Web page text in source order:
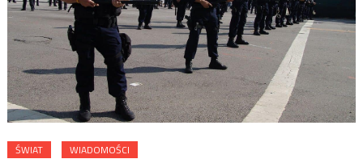
ŚWIAT WIADOMOŚCI